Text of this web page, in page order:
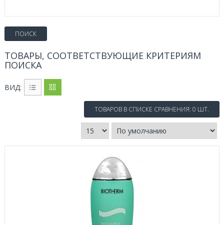
ТОВАРЫ, СООТВЕТСТВУЮЩИЕ КРИТЕРИЯМ
ПОИСКА
ВИД:
ТОВАРОВ В СПИСКЕ СРАВНЕНИЯ: 0 ШТ.